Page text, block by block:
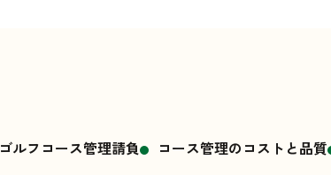
ゴルフコース管理請負 コース管理のコストと品質